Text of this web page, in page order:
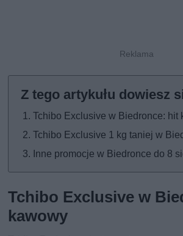
Tchibo Exclusive w Biedronce: hit
Tchibo Exclusive 1 kg taniej w
Inne promocje w Biedronce do 8
Tchibo Exclusive w
kawowy